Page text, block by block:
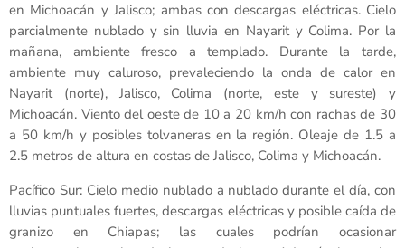
en Michoacán y Jalisco; ambas con descargas eléctricas. Cielo
parcialmente nublado y sin lluvia en Nayarit y Colima. Por la
mañana, ambiente fresco a templado. Durante la tarde,
ambiente muy caluroso, prevaleciendo la onda de calor en
Nayarit (norte), Jalisco, Colima (norte, este y sureste) y
Michoacán. Viento del oeste de 10 a 20 km/h con rachas de 30
a 50 km/h y posibles tolvaneras en la región. Oleaje de 1.5 a
2.5 metros de altura en costas de Jalisco, Colima y Michoacán.
Pacífico Sur: Cielo medio nublado a nublado durante el día, con
lluvias puntuales fuertes, descargas eléctricas y posible caída de
granizo en Chiapas; las cuales podrían ocasionar